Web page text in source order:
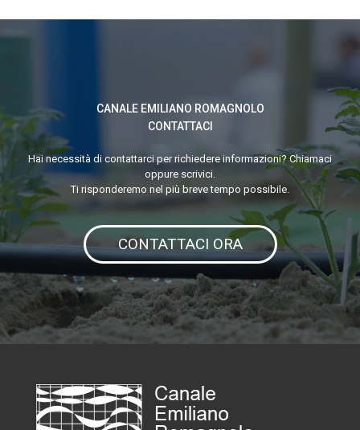
DI
PROGETTO
CANALE EMILIANO ROMAGNOLO
CONTATTACI
Hai necessità di contattarci per richiedere informazioni? Chiamaci
oppure scrivici.
Ti risponderemo nel più breve tempo possibile.
CONTATTACI ORA